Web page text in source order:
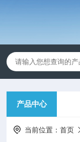
产品中心
当前位置：首页